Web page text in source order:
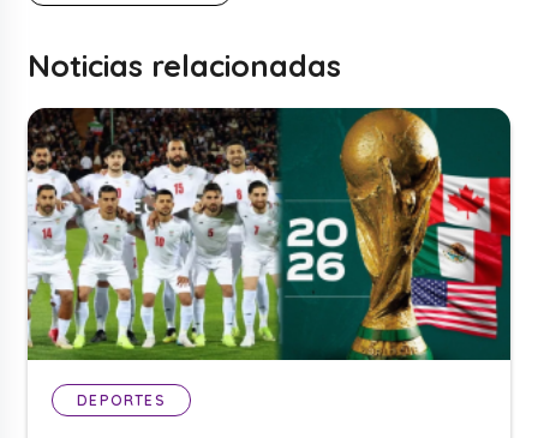
Noticias relacionadas
DEPORTES